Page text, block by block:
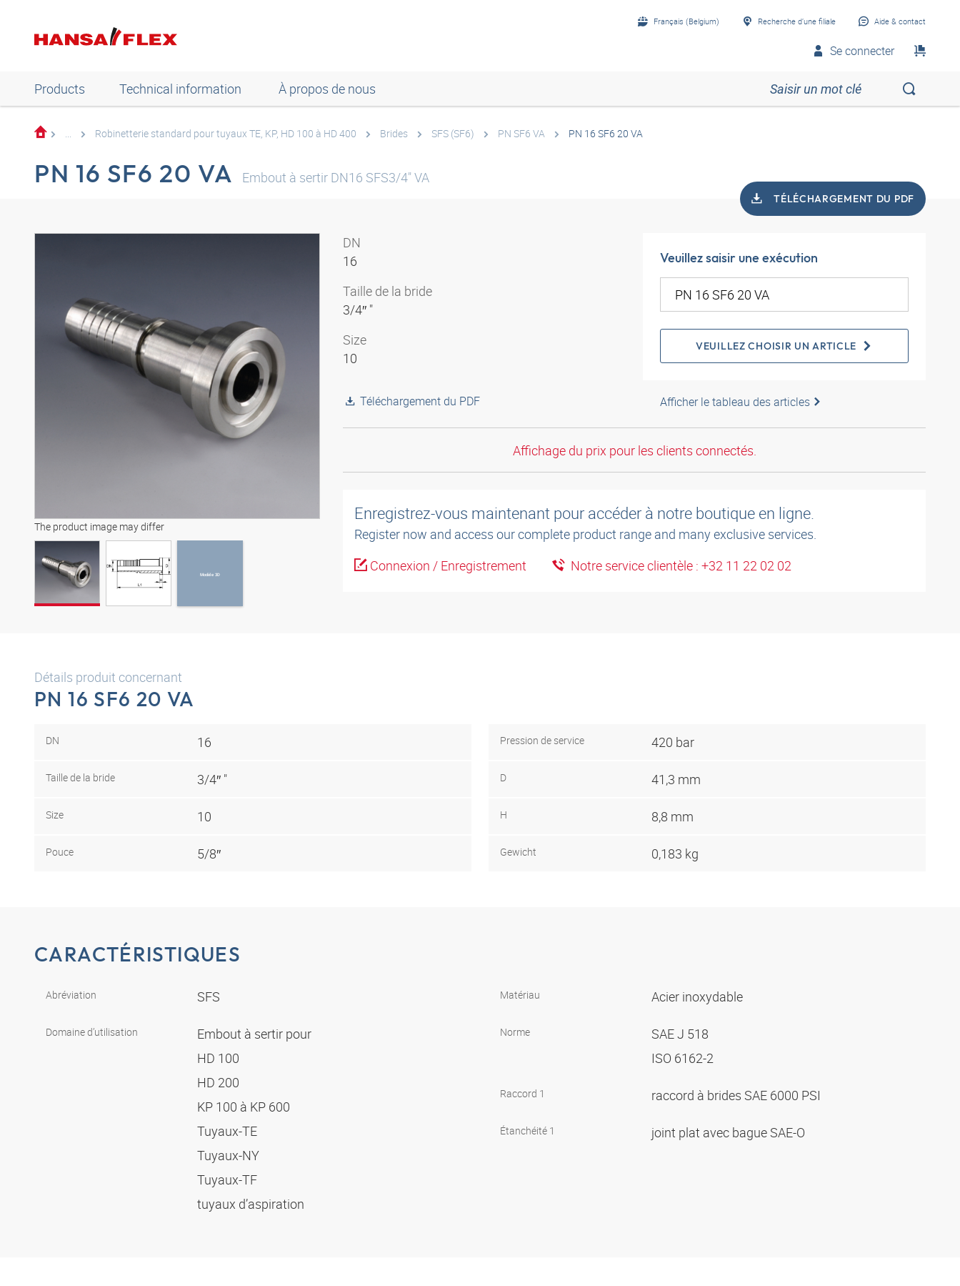
Français (Belgium) Recherche d’une filiale Aide & contact
Se connecter
Products Technical information À propos de nous
... Robinetterie standard pour tuyaux TE, KP, HD 100 à HD 400 Brides SFS (SF6) PN SF6 VA PN 16 SF6 20 VA
PN 16 SF6 20 VA Embout à sertir DN16 SFS3/4" VA
TÉLÉCHARGEMENT DU PDF
The product image may differ
Modèle 3D
Modèle 3D
DN
16
Taille de la bride
3/4″ "
Size
10
Téléchargement du PDF
Veuillez saisir une exécution
VEUILLEZ CHOISIR UN ARTICLE
Afficher le tableau des articles
Affichage du prix pour les clients connectés.
Enregistrez-vous maintenant pour accéder à notre boutique en ligne.
Register now and access our complete product range and many exclusive services.
Connexion / Enregistrement
Notre service clientèle : +32 11 22 02 02
Détails produit concernant
PN 16 SF6 20 VA
DN 16
Taille de la bride 3/4″ "
Size 10
Pouce 5/8″
Pression de service 420 bar
D 41,3 mm
H 8,8 mm
Gewicht 0,183 kg
CARACTÉRISTIQUES
Abréviation SFS
Domaine d’utilisation
Embout à sertir pour
HD 100
HD 200
KP 100 à KP 600
Tuyaux-TE
Tuyaux-NY
Tuyaux-TF
tuyaux d’aspiration
Matériau Acier inoxydable
Norme
SAE J 518
ISO 6162-2
Raccord 1 raccord à brides SAE 6000 PSI
Étanchéité 1 joint plat avec bague SAE-O